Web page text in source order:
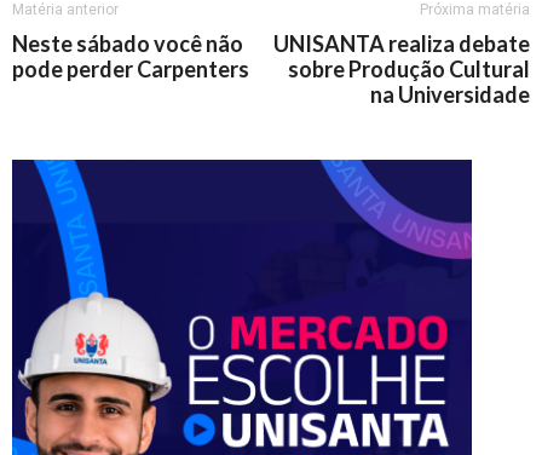
Matéria anterior
Neste sábado você não
pode perder Carpenters
Próxima matéria
UNISANTA realiza debate
sobre Produção Cultural
na Universidade